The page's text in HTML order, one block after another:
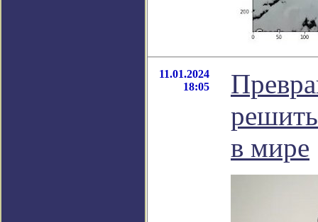
11.01.2024
18:05
в мире